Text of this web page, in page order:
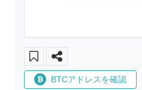
BTCアドレスを確認